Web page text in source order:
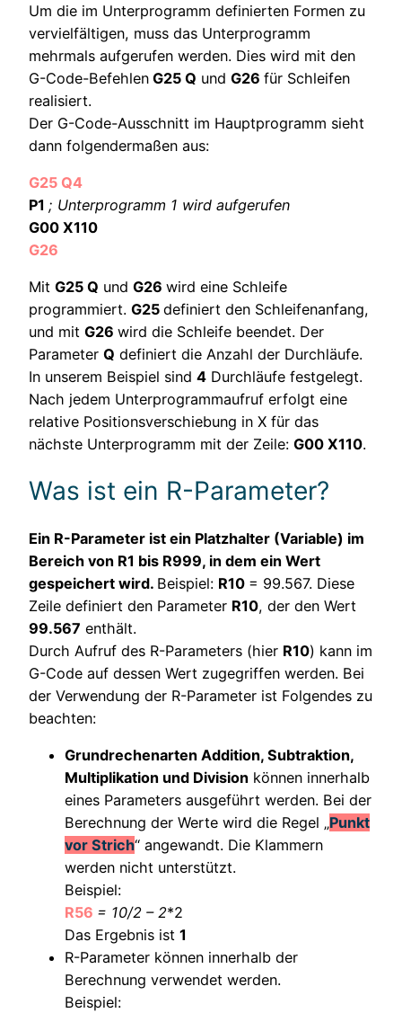
Um die im Unterprogramm definierten Formen zu
vervielfältigen, muss das Unterprogramm
mehrmals aufgerufen werden. Dies wird mit den
G-Code-Befehlen G25 Q und G26 für Schleifen
realisiert.
Der G-Code-Ausschnitt im Hauptprogramm sieht
dann folgendermaßen aus:
G25 Q4
P1 ; Unterprogramm 1 wird aufgerufen
G00 X110
G26
Mit G25 Q und G26 wird eine Schleife
programmiert. G25 definiert den Schleifenanfang,
und mit G26 wird die Schleife beendet. Der
Parameter Q definiert die Anzahl der Durchläufe.
In unserem Beispiel sind 4 Durchläufe festgelegt.
Nach jedem Unterprogrammaufruf erfolgt eine
relative Positionsverschiebung in X für das
nächste Unterprogramm mit der Zeile: G00 X110.
Was ist ein R-Parameter?
Ein R-Parameter ist ein Platzhalter (Variable) im
Bereich von R1 bis R999, in dem ein Wert
gespeichert wird. Beispiel: R10 = 99.567. Diese
Zeile definiert den Parameter R10, der den Wert
99.567 enthält.
Durch Aufruf des R-Parameters (hier R10) kann im
G-Code auf dessen Wert zugegriffen werden. Bei
der Verwendung der R-Parameter ist Folgendes zu
beachten:
Grundrechenarten Addition, Subtraktion,
Multiplikation und Division können innerhalb
eines Parameters ausgeführt werden. Bei der
Berechnung der Werte wird die Regel „Punkt
vor Strich“ angewandt. Die Klammern
werden nicht unterstützt.
Beispiel:
R56 = 10/2 – 2*2
Das Ergebnis ist 1
R-Parameter können innerhalb der
Berechnung verwendet werden.
Beispiel: